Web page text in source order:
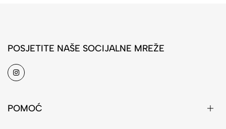
POSJETITE NAŠE SOCIJALNE MREŽE
POMOĆ